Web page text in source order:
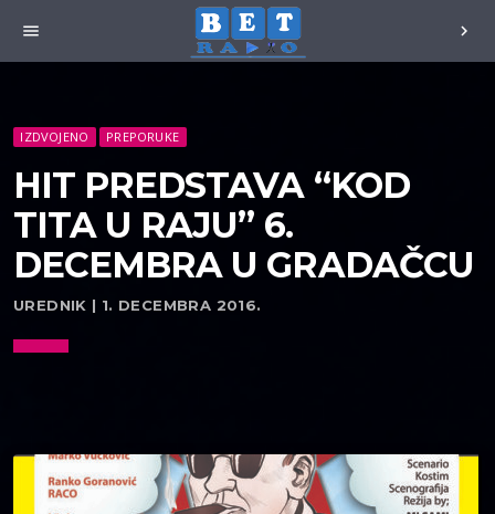
menu chevron_right
IZDVOJENO PREPORUKE
HIT PREDSTAVA “KOD
TITA U RAJU” 6.
DECEMBRA U GRADAČCU
UREDNIK | 1. DECEMBRA 2016.